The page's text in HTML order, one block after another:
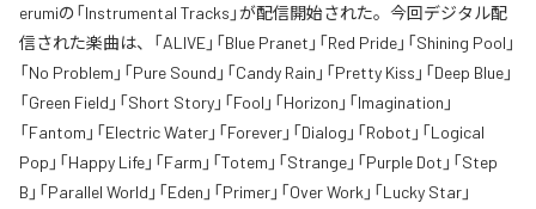
erumiの「Instrumental Tracks」が配信開始された。今回デジタル配
信された楽曲は、「ALIVE」「Blue Pranet」「Red Pride」「Shining Pool」
「No Problem」「Pure Sound」「Candy Rain」「Pretty Kiss」「Deep Blue」
「Green Field」「Short Story」「Fool」「Horizon」「Imagination」
「Fantom」「Electric Water」「Forever」「Dialog」「Robot」「Logical
Pop」「Happy Life」「Farm」「Totem」「Strange」「Purple Dot」「Step
B」「Parallel World」「Eden」「Primer」「Over Work」「Lucky Star」